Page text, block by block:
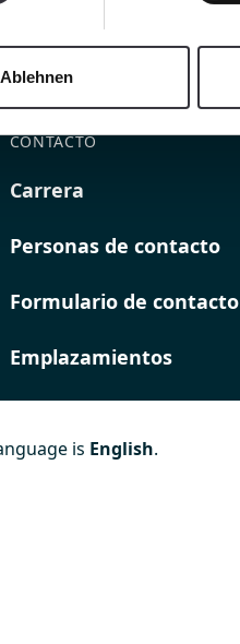
Ablehnen
CONTACTO
Carrera
Personas de contacto
Formulario de contacto
Emplazamientos
is English.